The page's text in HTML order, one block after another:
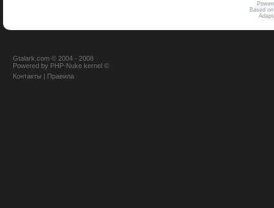
Based
Gtalark.com © 2004 - 2008
Powered by PHP-Nuke kernel ©
Контакты | Правила